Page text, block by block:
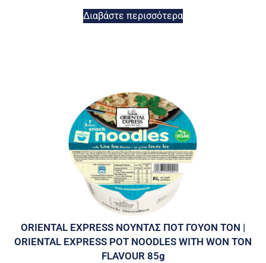
Διαβάστε περισσότερα
ORIENTAL EXPRESS ΝΟΥΝΤΛΣ ΠΟΤ ΓΟYOΝ ΤΟΝ |
ORIENTAL EXPRESS POT NOODLES WITH WON TON
FLAVOUR 85g